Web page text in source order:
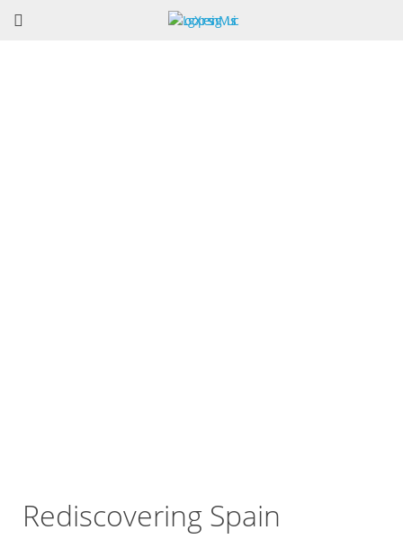
Rediscovering Spain